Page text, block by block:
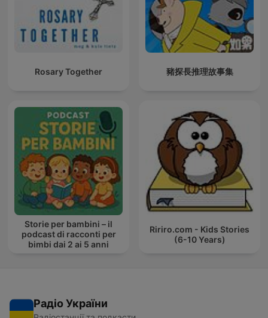
Rosary Together 豬探長推理故事集
Storie per bambini – il
podcast di racconti per
bimbi dai 2 ai 5 anni
Ririro.com - Kids Stories
(6-10 Years)
Радіо України